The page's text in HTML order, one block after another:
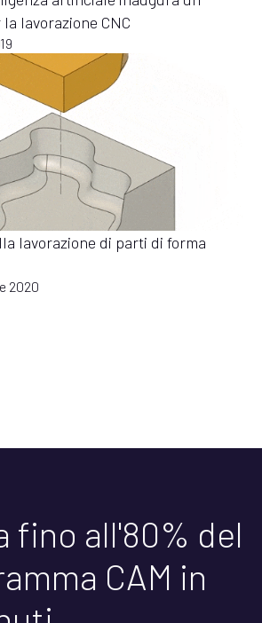
lavorazione CNC
lavorazione di parti di forma
2020
fino all'80% del
CAM in